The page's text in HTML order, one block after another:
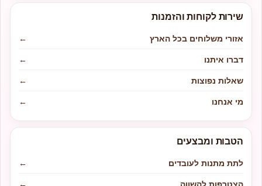
שירות לקוחות והזמנות
אזורי משלוחים בכל הארץ
←
דברו איתנו
←
שאלות נפוצות
←
מי אנחנו
←
הטבות ומבצעים
לתת מתנות לעובדים
←
הצטרפות להשווה
←